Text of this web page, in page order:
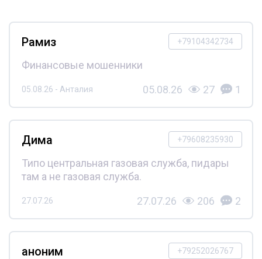
+79104342734
Рамиз
Финансовые мошенники
05.08.26 - Анталия 05.08.26 27 1
+79608235930
Дима
Типо центральная газовая служба, пидары
там а не газовая служба.
27.07.26 27.07.26 206 2
+79252026767
аноним